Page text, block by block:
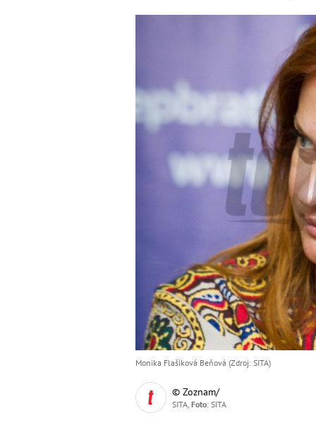
Monika Flašíková Beňová (Zdroj: SITA)
© Zoznam/
SITA, Foto: SITA